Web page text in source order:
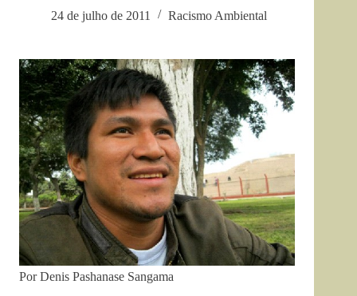
24 de julho de 2011 Racismo Ambiental
Por Denis Pashanase Sangama